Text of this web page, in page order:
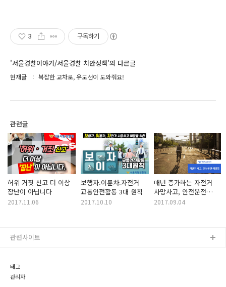
3 구독하기
'서울경찰이야기/서울경찰 치안정책'의 다른글
현재글 복잡한 교차로, 유도선이 도와줘요!
관련글
허위 거짓 신고 더 이상
장난이 아닙니다
2017.11.06
보행자.이륜차.자전거
교통안전활동 3대 원칙
2017.10.10
매년 증가하는 자전거
사망사고, 안전운전
예방법
2017.09.04
태그
관리자
관련사이트